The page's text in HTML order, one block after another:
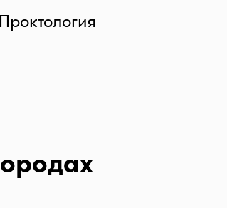
Проктология